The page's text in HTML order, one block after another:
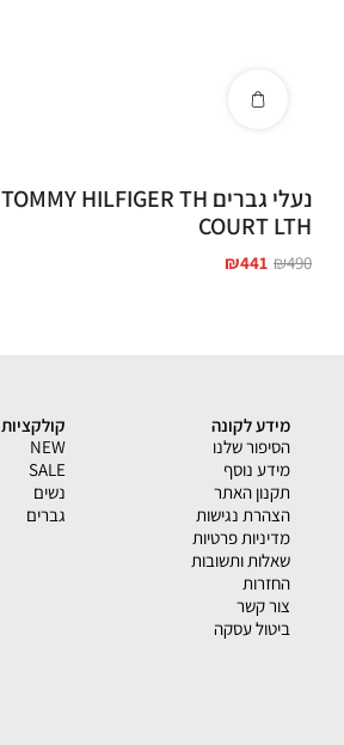
נעלי גברים TOMMY HILFIGER TH
COURT LTH
₪490
₪441
מידע לקונה
הסיפור שלנו
מידע נוסף
תקנון האתר
הצהרת נגישות
מדיניות פרטיות
שאלות ותשובות
החזרות
צור קשר
ביטול עסקה
קולקציות
NEW
SALE
נשים
גברים